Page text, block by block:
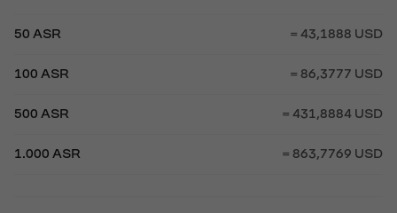
50 ASR = 43,1888 USD
100 ASR = 86,3777 USD
500 ASR = 431,8884 USD
1.000 ASR = 863,7769 USD